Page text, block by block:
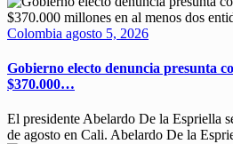
Colombia agosto 5, 2026
Gobierno electo denuncia presunta
$370.000…
El presidente Abelardo De la Espriella
de agosto en Cali. Abelardo De la